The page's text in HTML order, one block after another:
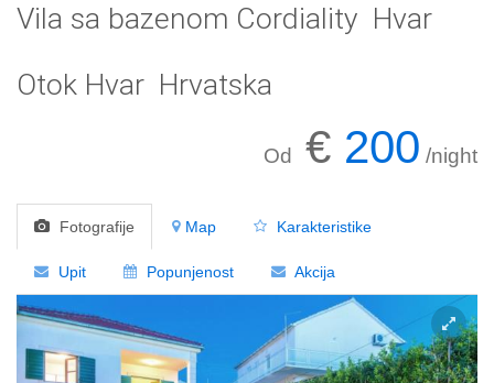
Vila sa bazenom Cordiality Hvar
Otok Hvar Hrvatska
Od € 200 /night
Fotografije Map Karakteristike
Upit Popunjenost Akcija